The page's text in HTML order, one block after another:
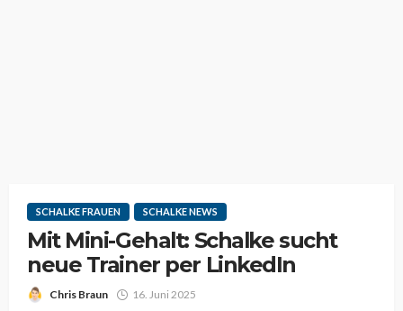
SCHALKE FRAUEN SCHALKE NEWS
Mit Mini-Gehalt: Schalke sucht
neue Trainer per LinkedIn
Chris Braun 16. Juni 2025